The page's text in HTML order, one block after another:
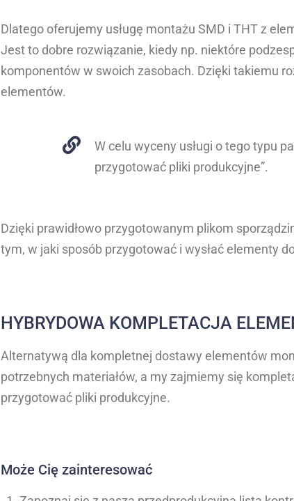
Dlatego oferujemy usługę montażu SMD i THT z
Jest to dobre rozwiązanie, kiedy np. niektóre
komponentów w swoich zasobach. Dzięki takiemu
elementów.
W celu wyceny usługi o tego typu
przygotować pliki produkcyjne”.
Dzięki prawidłowo przygotowanym plikom
tym, w jaki sposób przygotować i wysłać elementy
HYBRYDOWA KOMPLETACJA
Alternatywą dla kompletnej dostawy elementów
potrzebnych materiałów, a my zajmiemy się
przygotować pliki produkcyjne.
Może Cię zainteresować